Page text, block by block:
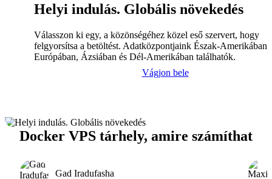
Helyi indulás. Globális növekedés
Válasszon ki egy, a közönségéhez közel eső szervert, hogy
felgyorsítsa a betöltést. Adatközpontjaink Észak-Amerikában,
Európában, Ázsiában és Dél-Amerikában találhatók.
Vágjon bele
Docker VPS tárhely, amire számíthat
Gad Iradufasha